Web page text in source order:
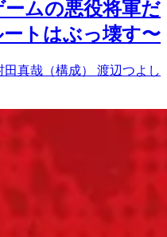
ムの悪役将軍だ
トはぶっ壊す〜
田真哉（構成） 渡辺つよし